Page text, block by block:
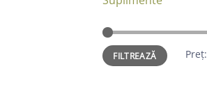
Preț
minim
Preț
maxim
FILTREAZĂ Preț: